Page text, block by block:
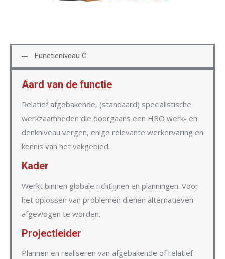
Functieniveau G
Aard van de functie
Relatief afgebakende, (standaard) specialistische
werkzaamheden die doorgaans een HBO werk- en
denkniveau vergen, enige relevante werkervaring en
kennis van het vakgebied.
Kader
Werkt binnen globale richtlijnen en planningen. Voor
het oplossen van problemen dienen alternatieven
afgewogen te worden.
Projectleider
Plannen en realiseren van afgebakende of relatief